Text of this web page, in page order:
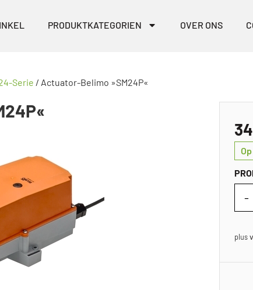
PRODUKTKATEGORIEN OVER ONS
Serie / Actuator-Belimo »SM24P«
plus